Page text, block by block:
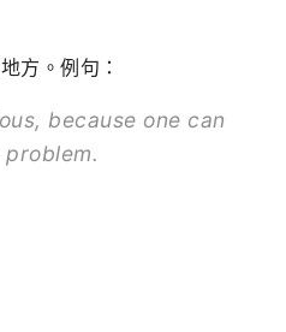
方。例句：
because one can